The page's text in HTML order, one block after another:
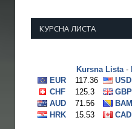
КУРСНА ЛИСТА